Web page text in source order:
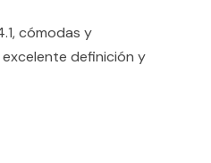
cómodas y
definición y